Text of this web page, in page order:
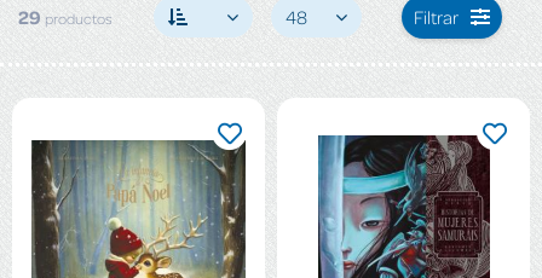
29 productos 48 Filtrar